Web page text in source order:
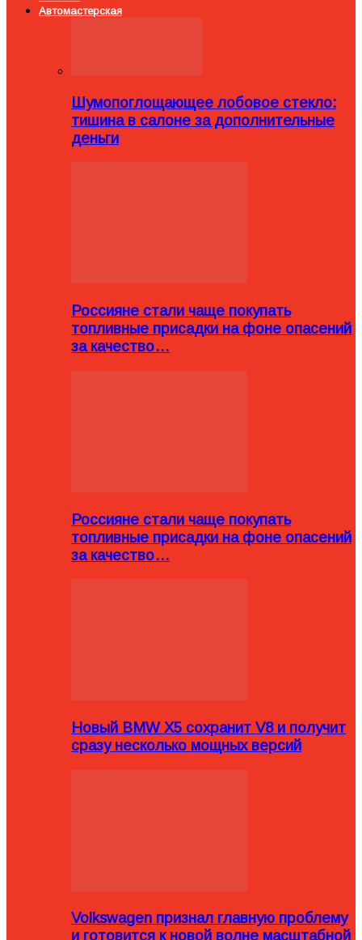
Автомастерская
Шумопоглощающее лобовое стекло:
тишина в салоне за дополнительные
деньги
Россияне стали чаще покупать
топливные присадки на фоне опасений
за качество…
Россияне стали чаще покупать
топливные присадки на фоне опасений
за качество…
Новый BMW X5 сохранит V8 и получит
сразу несколько мощных версий
Volkswagen признал главную проблему
и готовится к новой волне масштабной